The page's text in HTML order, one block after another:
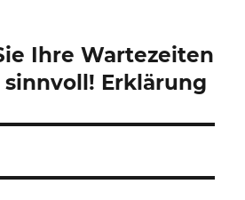
Ihre Wartezeiten
Erklärung